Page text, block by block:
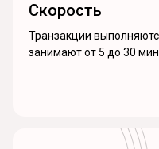
Скорость
Транзакции
занимают от 5 до 30